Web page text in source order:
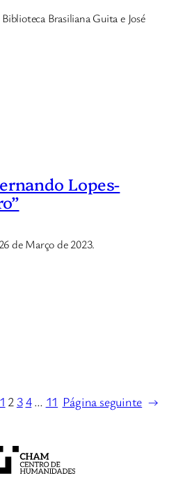
Brasiliana Guita e José
Lopes-
de Março de 2023.
1 2 34… 11 Página seguinte →